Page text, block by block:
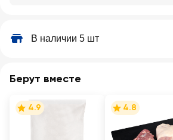
В наличии 5 шт
Берут вместе
4.9 4.8